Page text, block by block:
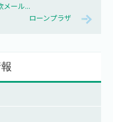
メール...
ローンプラザ